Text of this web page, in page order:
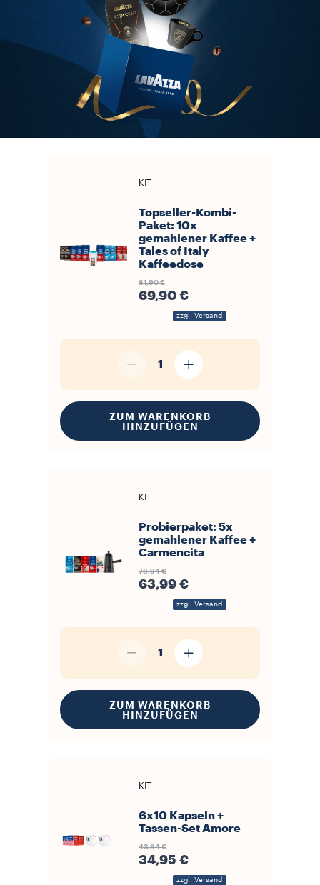
KIT
Topseller-Kombi-
Paket: 10x
gemahlener Kaffee +
Tales of Italy
Kaffeedose
81,90 €
69,90 €
zzgl. Versand
1
ZUM WARENKORB
HINZUFÜGEN
KIT
Probierpaket: 5x
gemahlener Kaffee +
Carmencita
78,94 €
63,99 €
zzgl. Versand
1
ZUM WARENKORB
HINZUFÜGEN
KIT
6x10 Kapseln +
Tassen-Set Amore
43,94 €
34,95 €
zzgl. Versand